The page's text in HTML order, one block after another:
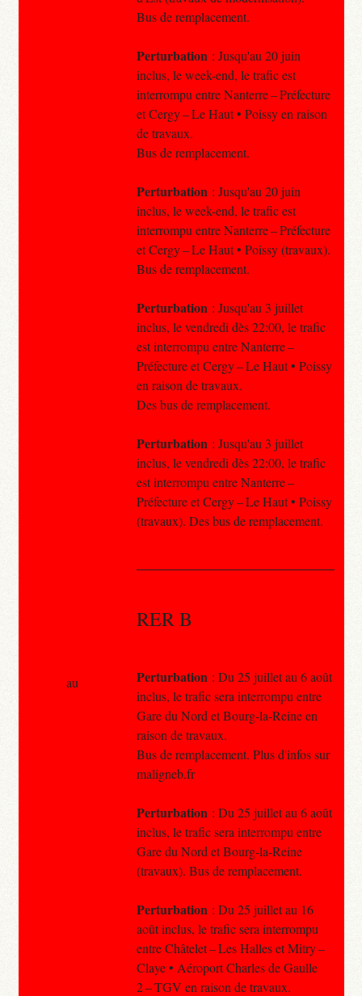
Bus de remplacement.
Perturbation : Jusqu'au 20 juin
inclus, le week-end, le trafic est
interrompu entre Nanterre – Préfecture
et Cergy – Le Haut • Poissy en raison
de travaux.
Bus de remplacement.
Perturbation : Jusqu'au 20 juin
inclus, le week-end, le trafic est
interrompu entre Nanterre – Préfecture
et Cergy – Le Haut • Poissy (travaux).
Bus de remplacement.
Perturbation : Jusqu'au 3 juillet
inclus, le vendredi dès 22:00, le trafic
est interrompu entre Nanterre –
Préfecture et Cergy – Le Haut • Poissy
en raison de travaux.
Des bus de remplacement.
Perturbation : Jusqu'au 3 juillet
inclus, le vendredi dès 22:00, le trafic
est interrompu entre Nanterre –
Préfecture et Cergy – Le Haut • Poissy
(travaux). Des bus de remplacement.
RER B
Perturbation : Du 25 juillet au 6 août
inclus, le trafic sera interrompu entre
Gare du Nord et Bourg-la-Reine en
raison de travaux.
Bus de remplacement. Plus d'infos sur
maligneb.fr
Perturbation : Du 25 juillet au 6 août
inclus, le trafic sera interrompu entre
Gare du Nord et Bourg-la-Reine
(travaux). Bus de remplacement.
Perturbation : Du 25 juillet au 16
août inclus, le trafic sera interrompu
entre Châtelet – Les Halles et Mitry –
Claye • Aéroport Charles de Gaulle
2 – TGV en raison de travaux.
au